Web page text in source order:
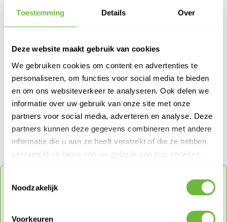
Toestemming Details Over
Deze website maakt gebruik van cookies
We gebruiken cookies om content en advertenties te
personaliseren, om functies voor social media te bieden
en om ons websiteverkeer te analyseren. Ook delen we
informatie over uw gebruik van onze site met onze
partners voor social media, adverteren en analyse. Deze
partners kunnen deze gegevens combineren met andere
informatie die u aan ze heeft verstrekt of die ze hebben
verzameld op basis van uw gebruik van hun services.
Noodzakelijk
Voorkeuren
Artikel von:
ADMIN ADMIN
Meer Dakbazen Dakblogs van Admin Admin
> Subsidie voor dakisolatie in 2026: zo haal je het maximale eruit
> Kniebescherming op het werk
> Fento - Kniebeschermers
OP JE VOLGENDE
een code voor 5% korting op je volgende order